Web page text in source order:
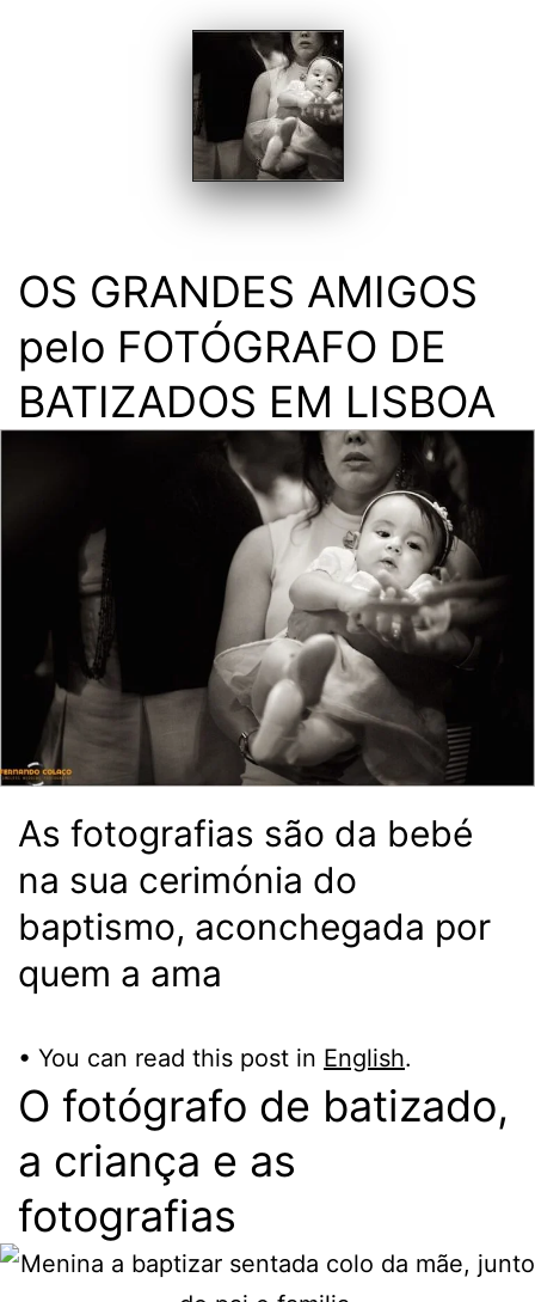
OS GRANDES AMIGOS
pelo FOTÓGRAFO DE
BATIZADOS EM LISBOA
As fotografias são da bebé
na sua cerimónia do
baptismo, aconchegada por
quem a ama
• You can read this post in English.
O fotógrafo de batizado,
a criança e as
fotografias